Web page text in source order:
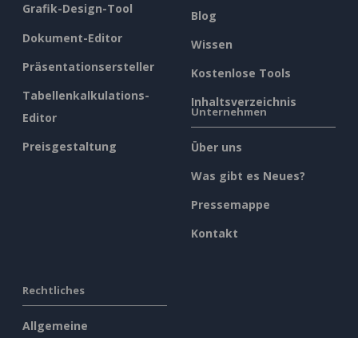
Grafik-Design-Tool
Dokument-Editor
Präsentationsersteller
Tabellenkalkulations-
Editor
Preisgestaltung
Blog
Wissen
Kostenlose Tools
Inhaltsverzeichnis
Unternehmen
Über uns
Was gibt es Neues?
Pressemappe
Kontakt
Rechtliches
Allgemeine